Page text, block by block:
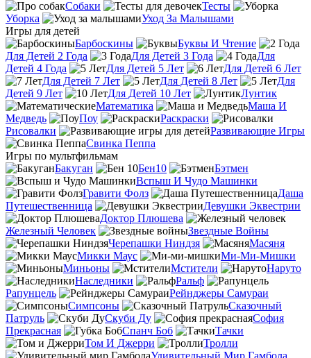
Собаки
Тесты
Уборка
Уход За Малышами
Игры для детей
Барбоскины
Буквы И Чтение
Для Детей 2 Года
Для Детей 3 Года
Для
Детей 4 Года
Для Детей 5 Лет
Для Детей 6 Лет
Для Детей 7 Лет
Для Детей 8 Лет
Для
Детей 9 Лет
Для Детей 10 Лет
Лунтик
Математика
Маша И
Медведь
Поу
Раскраски
Рисовалки
Развивающие Игры
Свинка Пеппа
Игры по мультфильмам
Бакуган
Бен10
Бэтмен
Вспыш И Чудо Машинки
Гравити Фолз
Даша
Путешественница
Девушки Эквестрии
Доктор Плюшева
Железный Человек
Звездные Войны
Черепашки Ниндзя
Масяня
Микки Маус
Ми-Ми-Мишки
Миньоны
Мстители
Наруто
Наследники
Ральф
Рапунцель
Рейнджеры Самураи
Симпсоны
Сказочный
Патруль
Скуби Ду
София
Прекрасная
Спанч Боб
Тачки
Том И Джерри
Тролли
Удивительный Мир Гамбола